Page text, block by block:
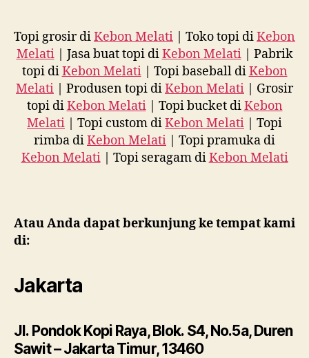
Topi grosir diKebon Melati | Toko topi diKebon
Melati| Jasa buat topi diKebon Melati| Pabrik
topi diKebon Melati| Topi baseball diKebon
Melati | Produsen topi diKebon Melati | Grosir
topi diKebon Melati| Topi bucket diKebon
Melati | Topi custom diKebon Melati | Topi
rimba diKebon Melati | Topi pramuka di
Kebon Melati| Topi seragam diKebon Melati
Atau Anda dapat berkunjung ke tempat kami
di:
Jakarta
Jl. Pondok Kopi Raya, Blok. S4, No.5a, Duren
Sawit – Jakarta Timur, 13460